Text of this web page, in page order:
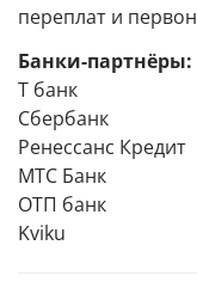
переплат и
Банки-партнёры:
Т банк
Сбербанк
Ренессанс Кредит
МТС Банк
ОТП банк
Kviku